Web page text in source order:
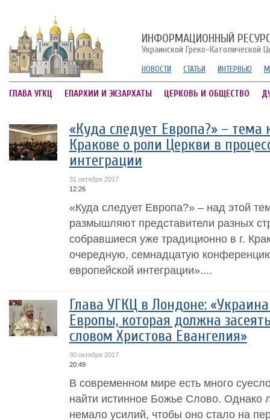
ИНФОРМАЦИОННЫЙ
Украинской Греко-Католической
НОВОСТИ СТАТЬИ ИНТЕРВЬЮ
ГЛАВА УГКЦ ЕПАРХИИ И ЭКЗАРХАТЫ ЦЕРКОВЬ И ОБЩЕСТВО
«Куда следует Европа?» –
Кракове о роли Церкви в
интеграции
31 октября 2017
12:26
«Куда следует Европа?» – над этой
размышляют представители разных
собравшиеся уже традиционно в г.
очередную, семнадцатую
европейской интеграции»....
Глава УГКЦ в Лондоне:
Европы, которая должна
словом Христова Евангелия»
30 октября 2017
20:49
В современном мире есть много
найти истинное Божье Cлово. Однако
немало усилий, чтобы оно стало на